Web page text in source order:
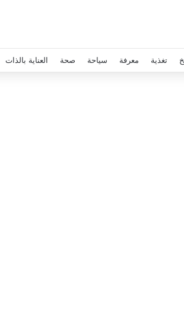
تغذية معرفة سياحة صحة العناية بالذات